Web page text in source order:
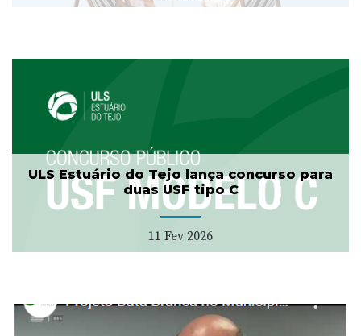
ULS Estuário do Tejo lança concurso para
duas USF tipo C
11 Fev 2026